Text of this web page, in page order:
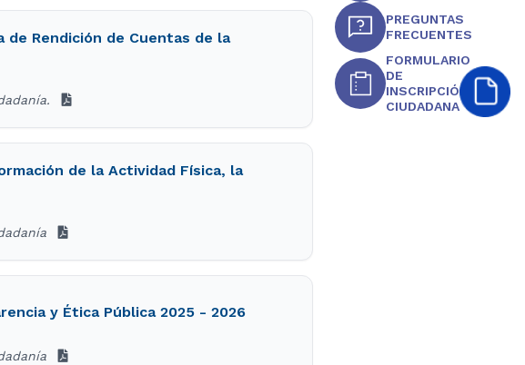
Rendición de Cuentas de la
de la Actividad Física, la
y Ética Pública 2025 - 2026
PREGUNTAS
FRECUENTES
FORMULARIO
DE
INSCRIPCIÓN
CIUDADANA